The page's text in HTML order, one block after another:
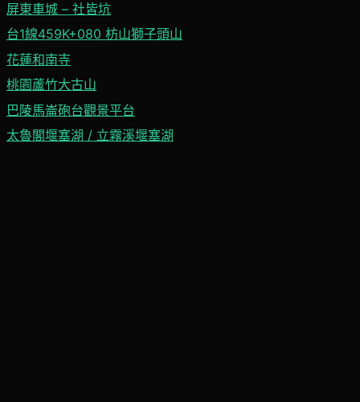
屏東車城 – 社皆坑
台1線459K+080 枋山獅子頭山
花蓮和南寺
桃園蘆竹大古山
巴陵馬崙砲台觀景平台
太魯閣堰塞湖 / 立霧溪堰塞湖